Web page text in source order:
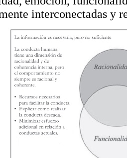
interconectadas y